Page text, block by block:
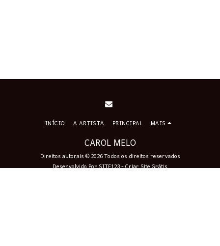
CAROL MELO
Direitos autorais © 2026 Todos os direitos reservados
Desenvolvido PorSITE123-Criar Site Grátis
INÍCIO A ARTISTA PRINCIPAL MAIS